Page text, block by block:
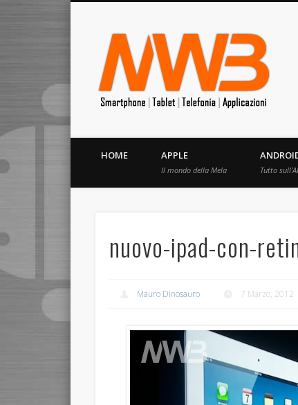
Siete appassionati di telefonia? I migliori Video,
HOME APPLE
Il mondo della Mela Tutto
nuovo-ipad-con-
Mauro Dinosauro 7 Marzo, 2012